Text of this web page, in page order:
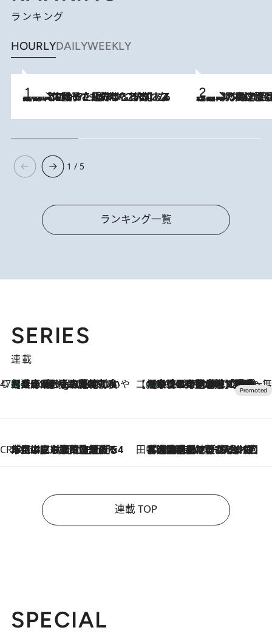
ランキング
HOURLYDAILYWEEKLY
2026.8.5
【阿川佐和子さんの年とる力】なぜ70代で始めた趣味は“こんなに楽しい”のか？ ピアノ、俳句…スランプに陥っても続けられる“ある秘訣”とは 2026.8.7
「湘南乃風に憧れて」観客大盛上がりの“タオル回し”に、ラッパー顔負けの高速歌唱まで…さだまさし（74）のアグレッシブすぎる現在地
1 / 5
ランキング一覧
SERIES
連載
47都道府県の手みやげ ひんやりスイーツで夏を満喫
1 Hour Ago
【兵庫県】この夏絶対食べたい 冷やしておいしいおやつ3選 淡路島の恵みをジェラートに集約 【CREA×星野リゾート】唯一無二。癒しと発見が待つ場所へ
2026.8.7
【トンボの足水浴】ヒノキの香りに包まれて涼感マックス！約13℃の湧水かけ流しを避暑地「星野温泉 トンボの湯」で体験
CREA'S CHOICE
2026.8.7
「立川にも歌舞伎があるんだよ」 片岡仁左衛門・市川中車ら豪華座組みで4年目の立川立飛歌舞伎へ 田中稲の勝手に再ブーム
2026.8.7
「湘南乃風に憧れて」観客大盛上がりの“タオル回し”に、ラッパー顔負けの高速歌唱まで…さだまさし（74）のアグレッシブすぎる現在地
連載 TOP
SPECIAL